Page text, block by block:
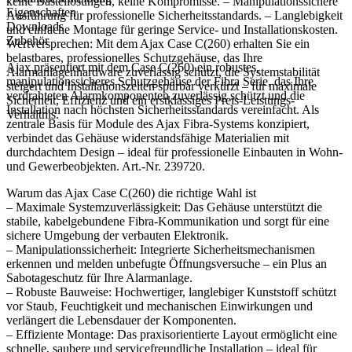
Ausführung für professionelle Sicherheitsstandards. – Langlebigkeit
und einfache Montage für geringe Service- und Installationskosten.
Wertversprechen: Mit dem Ajax Case C(260) erhalten Sie ein
belastbares, professionelles Schutzgehäuse, das Ihre
Alarmanlagenhardware zuverlässig schützt, die Systemstabilität
steigert und Installationszeiten spürbar verkürzt – für maximale
Sicherheit, Effizienz und ein erstklassiges Preis-Leistungs-
Verhältnis.
Eigenschaften
Downloads
Zubehör
Ajax präsentiert mit dem Case C(260) ein robustes,
manipulationssicheres Schutzgehäuse der Fibra Serie, das Ihre
verdrahteten Alarmkomponenten zuverlässig schützt und die
Installation nach höchsten Sicherheitsstandards vereinfacht. Als
zentrale Basis für Module des Ajax Fibra-Systems konzipiert,
verbindet das Gehäuse widerstandsfähige Materialien mit
durchdachtem Design – ideal für professionelle Einbauten in Wohn-
und Gewerbeobjekten. Art.-Nr. 239720.
Warum das Ajax Case C(260) die richtige Wahl ist
– Maximale Systemzuverlässigkeit: Das Gehäuse unterstützt die
stabile, kabelgebundene Fibra-Kommunikation und sorgt für eine
sichere Umgebung der verbauten Elektronik.
– Manipulationssicherheit: Integrierte Sicherheitsmechanismen
erkennen und melden unbefugte Öffnungsversuche – ein Plus an
Sabotageschutz für Ihre Alarmanlage.
– Robuste Bauweise: Hochwertiger, langlebiger Kunststoff schützt
vor Staub, Feuchtigkeit und mechanischen Einwirkungen und
verlängert die Lebensdauer der Komponenten.
– Effiziente Montage: Das praxisorientierte Layout ermöglicht eine
schnelle, saubere und servicefreundliche Installation – ideal für